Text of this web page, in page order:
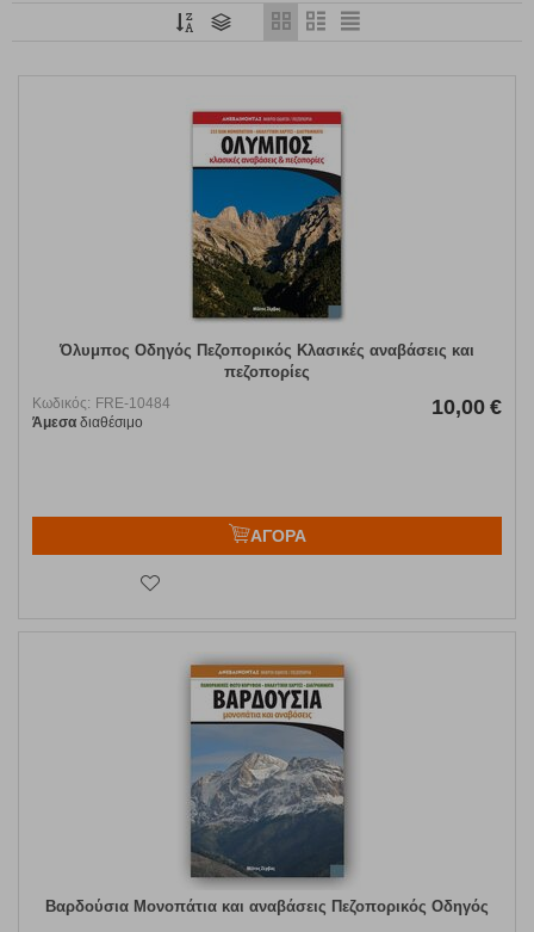
Όλυμπος Οδηγός Πεζοπορικός Κλασικές αναβάσεις και
πεζοπορίες
Κωδικός: FRE-10484
Άμεσα διαθέσιμο
10,00 €
ΑΓΟΡΑ
Βαρδούσια Μονοπάτια και αναβάσεις Πεζοπορικός Οδηγός